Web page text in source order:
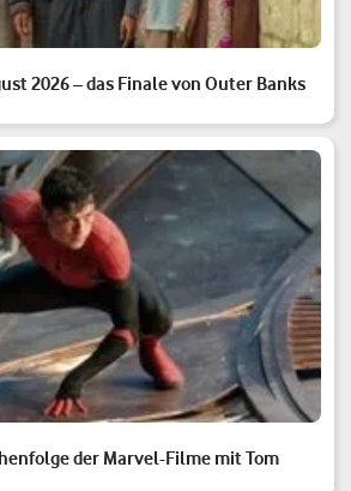
2026 – das Finale von Outer Banks
der Marvel-Filme mit Tom